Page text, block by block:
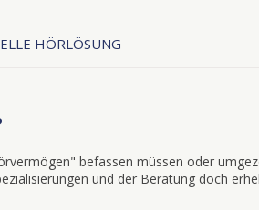
HÖRLÖSUNG
befassen müssen oder
und der Beratung doch